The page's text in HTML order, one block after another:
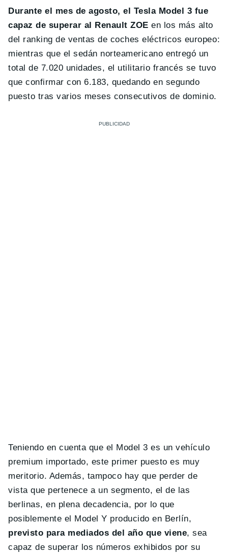
Durante el mes de agosto, el Tesla Model 3 fue
capaz de superar al Renault ZOE en los más alto
del ranking de ventas de coches eléctricos europeo:
mientras que el sedán norteamericano entregó un
total de 7.020 unidades, el utilitario francés se tuvo
que confirmar con 6.183, quedando en segundo
puesto tras varios meses consecutivos de dominio.
Teniendo en cuenta que el Model 3 es un vehículo
premium importado, este primer puesto es muy
meritorio. Además, tampoco hay que perder de
vista que pertenece a un segmento, el de las
berlinas, en plena decadencia, por lo que
posiblemente el Model Y producido en Berlín,
previsto para mediados del año que viene, sea
capaz de superar los números exhibidos por su